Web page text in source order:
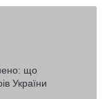
що
України